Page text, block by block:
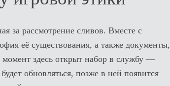
за рассмотрение сливов. Вместе с
её существования, а также документы,
здесь открыт набор в службу —
обновляться, позже в ней появится